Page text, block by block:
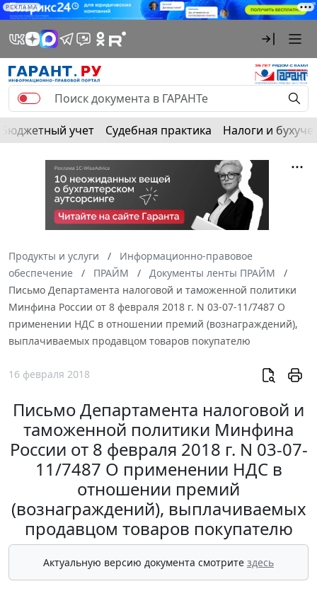
РЕКЛАМА
Бюджетный учет Судебная практика Налоги и
Продукты и услуги
Информационно-правовое
обеспечение
ПРАЙМ
Документы ленты ПРАЙМ
Письмо Департамента налоговой и таможенной политики
Минфина России от 8 февраля 2018 г. N 03-07-11/7487 О
применении НДС в отношении премий (вознаграждений),
выплачиваемых продавцом товаров покупателю
16 февраля 2018
Письмо Департамента налоговой и
таможенной политики Минфина
России от 8 февраля 2018 г. N 03-07-
11/7487 О применении НДС в
отношении премий
(вознаграждений), выплачиваемых
продавцом товаров покупателю
Актуальную версию документа смотрите здесь